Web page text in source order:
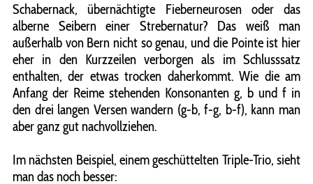
Schabernack, übernächtigte Fieberneurosen oder das
alberne Seibern einer Strebernatur? Das weiß man
außerhalb von Bern nicht so genau, und die Pointe ist hier
eher in den Kurzzeilen verborgen als im Schlusssatz
enthalten, der etwas trocken daherkommt. Wie die am
Anfang der Reime stehenden Konsonanten g, b und f in
den drei langen Versen wandern (g-b, f-g, b-f), kann man
aber ganz gut nachvollziehen.
Im nächsten Beispiel, einem geschüttelten Triple-Trio, sieht
man das noch besser: